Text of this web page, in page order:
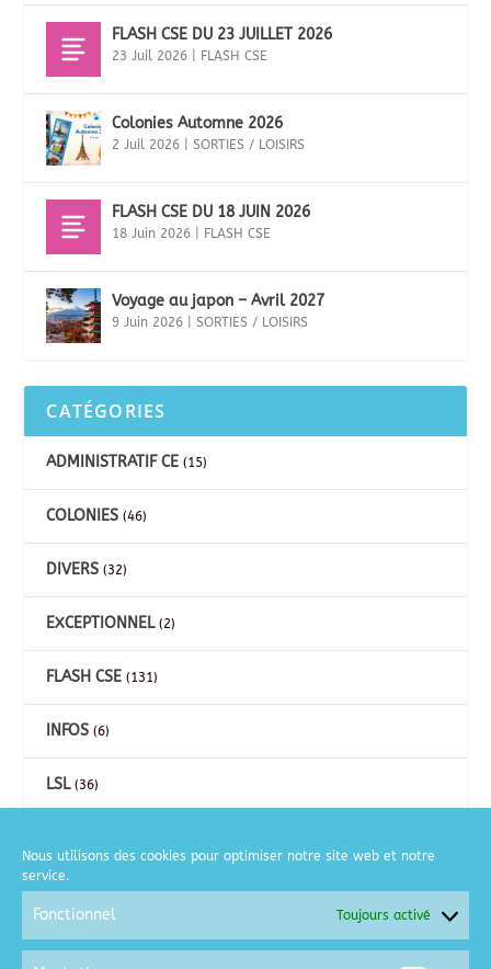
Nous utilisons des cookies pour optimiser notre site web et notre
service.
Fonctionnel Toujours activé
FLASH CSE DU 23 JUILLET 2026
23 Juil 2026 FLASH CSE
Colonies Automne 2026
2 Juil 2026 |SORTIES / LOISIRS
FLASH CSE DU 18 JUIN 2026
18 Juin 2026 FLASH CSE
Voyage au japon – Avril 2027
9 Juin 2026 |SORTIES / LOISIRS
CATÉGORIES
ADMINISTRATIF CE (15)
COLONIES (46)
DIVERS (32)
EXCEPTIONNEL(2)
FLASH CSE (131)
INFOS (6)
LSL(36)
COURSE A PIED(2)
GOLF